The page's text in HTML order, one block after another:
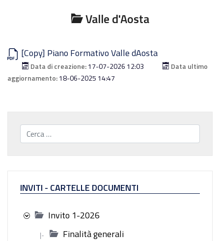
Valle d'Aosta
[Copy] Piano Formativo Valle dAosta
Data di creazione:17-07-2026 12:03
Data ultimo
aggiornamento:18-06-2025 14:47
Cerca...
INVITI - CARTELLE DOCUMENTI
Invito 1-2026
|-
Finalità generali